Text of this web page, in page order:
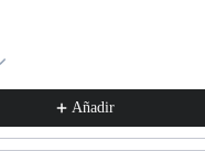
Añadir